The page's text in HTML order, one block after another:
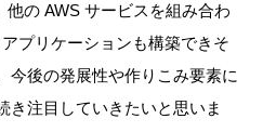
の AWS サービスを組み合わ
プリケーションも構築できそ
今後の発展性や作りこみ要素に
き注目していきたいと思いま